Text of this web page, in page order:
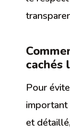
cachés
Pour
important
et